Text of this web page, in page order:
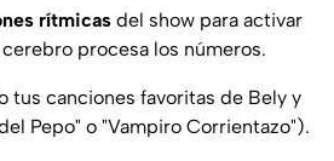
rítmicas del show para activar
procesa los números.
tus canciones favoritas de Bely y
Pepo" o "Vampiro Corrientazo").